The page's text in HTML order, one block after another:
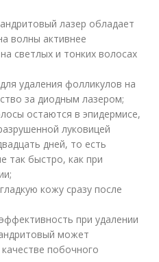
лазер обладает
волны активнее
светлых и тонких волосах
удаления фолликулов на
за диодным лазером;
остаются в эпидермисе,
луковицей
дней, то есть
так быстро, как при
кожу сразу после
при удалении
может
побочного